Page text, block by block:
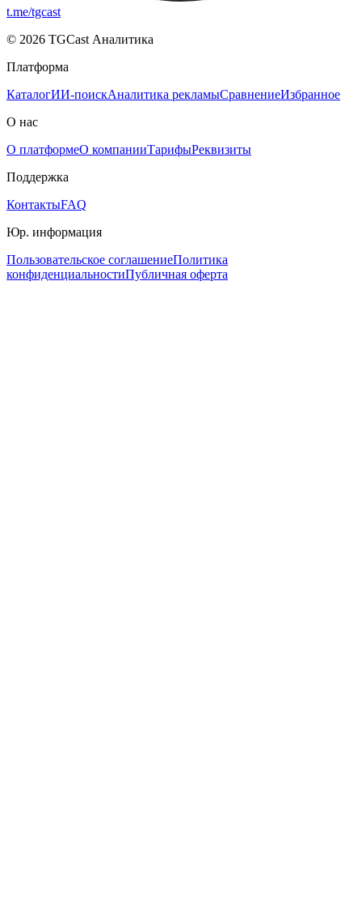
t.me/tgcast
© 2026 TGCast Аналитика
Платформа
КаталогИИ-поискАналитика рекламыСравнениеИзбранное
О нас
О платформеО компанииТарифыРеквизиты
Поддержка
КонтактыFAQ
Юр. информация
Пользовательское соглашениеПолитика
конфиденциальностиПубличная оферта